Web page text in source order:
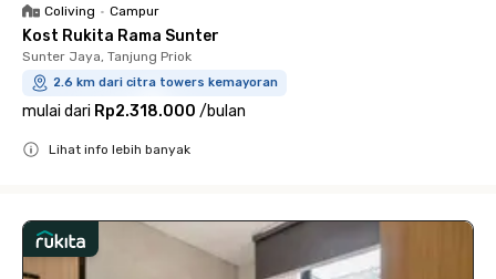
Coliving • Campur
Kost Rukita Rama Sunter
Sunter Jaya, Tanjung Priok
2.6 km dari citra towers kemayoran
mulai dari Rp2.318.000 /bulan
Lihat info lebih banyak